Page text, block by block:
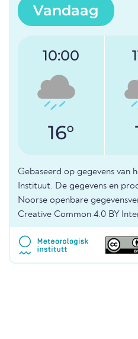
Vandaag
10:00
16°
Gebaseerd op gegevens van
Instituut. De gegevens en
Noorse openbare
Creative Common 4.0 BY